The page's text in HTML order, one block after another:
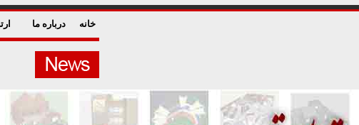
خانه درباره ما